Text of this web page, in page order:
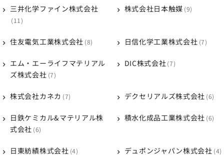
三井化学ファイン株式会社
11
株式会社日本触媒 9
住友電気工業株式会社 8 日信化学工業株式会社 7
エム・エーライフマテリアル
ズ株式会社 7
DIC株式会社 7
株式会社カネカ 7 デクセリアルズ株式会社 6
日鉄ケミカル&マテリアル株
式会社 6
積水化成品工業株式会社 6
日東紡績株式会社 4 デュポンジャパン株式会社 4